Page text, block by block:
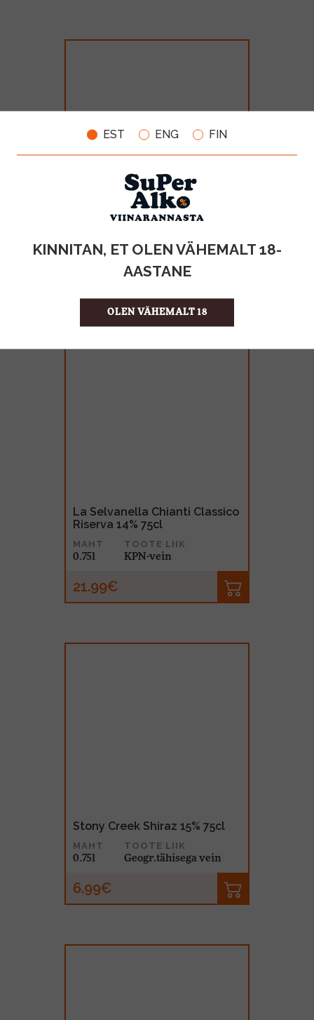
EST ENG FIN
KINNITAN, ET OLEN VÄHEMALT 18-
AASTANE
OLEN VÄHEMALT 18
Baronie Coraldo Nero Davole
13% 75cl
MAHT
0.75l
TOOTE LIIK
KPN-vein
La Selvanella Chianti Classico
Riserva 14% 75cl
MAHT
0.75l
TOOTE LIIK
KPN-vein
21.99€
Stony Creek Shiraz 15% 75cl
MAHT
0.75l
TOOTE LIIK
Geogr.tähisega vein
6.99€